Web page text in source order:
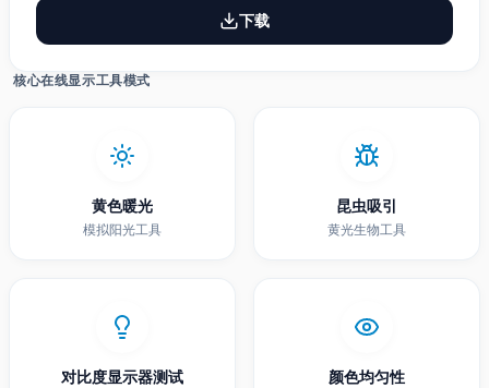
下载
核心在线显示工具模式
黄色暖光
模拟阳光工具
昆虫吸引
黄光生物工具
对比度显示器测试 颜色均匀性